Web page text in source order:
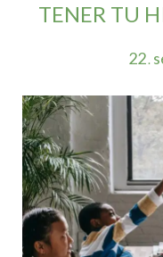
TENER TU
22.